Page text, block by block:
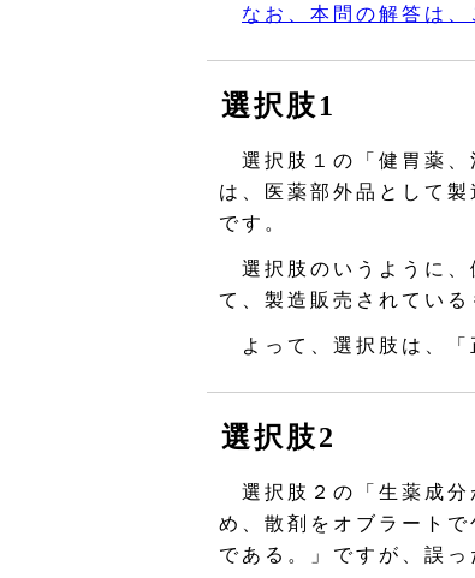
なお、本問の解答は、
選択肢1
選択肢１の「健胃薬、
は、医薬部外品として
です。
選択肢のいうように、
て、製造販売されている
よって、選択肢は、「
選択肢2
選択肢２の「生薬成分
め、散剤をオブラート
である。」ですが、誤っ